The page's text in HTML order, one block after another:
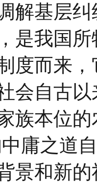
解基层
是我国
度而来
会自古
族本位
中庸之道
景和新